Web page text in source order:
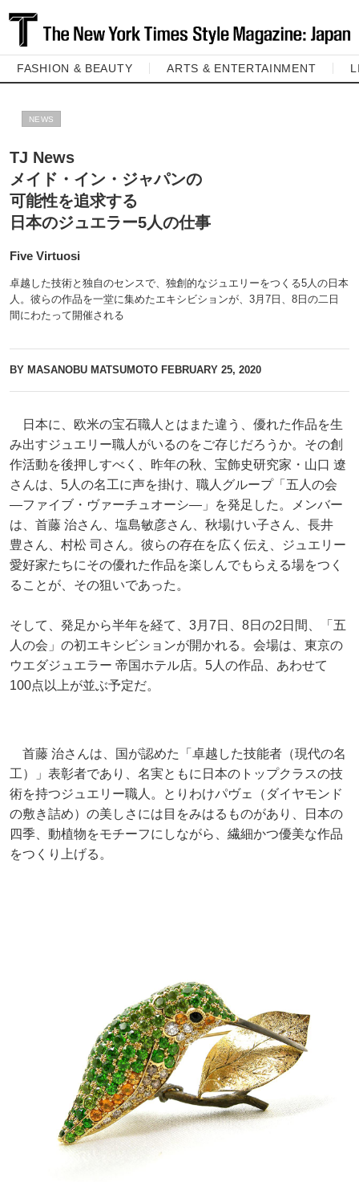
FASHION & BEAUTY ARTS & ENTERTAINMENT
NEWS
TJ News
メイド・イン・ジャパンの
可能性を追求する
日本のジュエラー5人の仕事
Five Virtuosi
卓越した技術と独自のセンスで、独創的なジュエリーをつくる5人の日本
人。彼らの作品を一堂に集めたエキシビションが、3月7日、8日の二日
間にわたって開催される
BY MASANOBU MATSUMOTO FEBRUARY 25, 2020
日本に、欧米の宝石職人とはまた違う、優れた作品を生
み出すジュエリー職人がいるのをご存じだろうか。その創
作活動を後押しすべく、昨年の秋、宝飾史研究家・山口 遼
さんは、5人の名工に声を掛け、職人グループ「五人の会
—ファイブ・ヴァーチュオーシ—」を発足した。メンバー
は、首藤 治さん、塩島敏彦さん、秋場けい子さん、長井
豊さん、村松 司さん。彼らの存在を広く伝え、ジュエリー
愛好家たちにその優れた作品を楽しんでもらえる場をつく
ることが、その狙いであった。
そして、発足から半年を経て、3月7日、8日の2日間、「五
人の会」の初エキシビションが開かれる。会場は、東京の
ウエダジュエラー 帝国ホテル店。5人の作品、あわせて
100点以上が並ぶ予定だ。
首藤 治さんは、国が認めた「卓越した技能者（現代の名
工）」表彰者であり、名実ともに日本のトップクラスの技
術を持つジュエリー職人。とりわけパヴェ（ダイヤモンド
の敷き詰め）の美しさには目をみはるものがあり、日本の
四季、動植物をモチーフにしながら、繊細かつ優美な作品
をつくり上げる。